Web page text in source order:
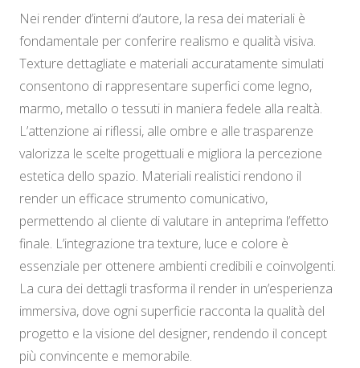
Nei render d’interni d’autore, la resa dei materiali è
fondamentale per conferire realismo e qualità visiva.
Texture dettagliate e materiali accuratamente simulati
consentono di rappresentare superfici come legno,
marmo, metallo o tessuti in maniera fedele alla realtà.
L’attenzione ai riflessi, alle ombre e alle trasparenze
valorizza le scelte progettuali e migliora la percezione
estetica dello spazio. Materiali realistici rendono il
render un efficace strumento comunicativo,
permettendo al cliente di valutare in anteprima l’effetto
finale. L’integrazione tra texture, luce e colore è
essenziale per ottenere ambienti credibili e coinvolgenti.
La cura dei dettagli trasforma il render in un’esperienza
immersiva, dove ogni superficie racconta la qualità del
progetto e la visione del designer, rendendo il concept
più convincente e memorabile.